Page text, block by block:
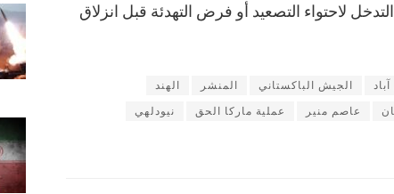
لاحتواء التصعيد أو فرض التهدئة قبل انزلاق
آباد الجيش الباكستاني المنشر الهند
عاصم منير عملية ماركا الحق نيودلهي